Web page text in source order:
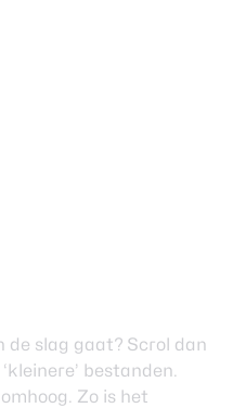
de slag gaat? Scrol dan
bestanden.
Zo is het